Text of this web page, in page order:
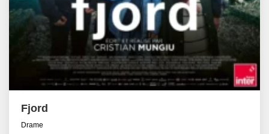
Fjord
Drame